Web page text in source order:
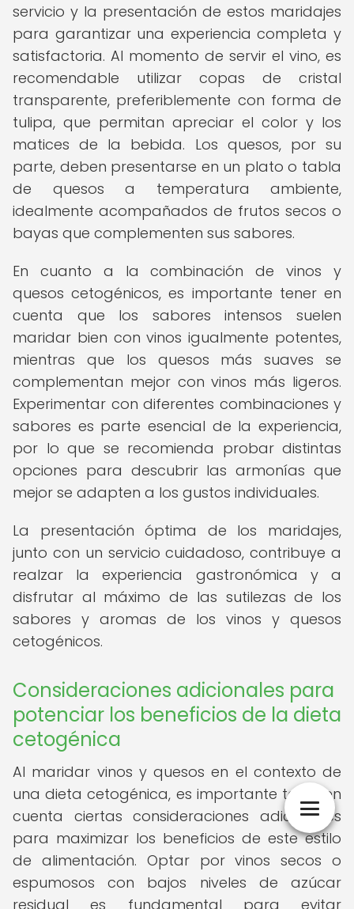
servicio y la presentación de estos maridajes
para garantizar una experiencia completa y
satisfactoria. Al momento de servir el vino, es
recomendable utilizar copas de cristal
transparente, preferiblemente con forma de
tulipa, que permitan apreciar el color y los
matices de la bebida. Los quesos, por su
parte, deben presentarse en un plato o tabla
de quesos a temperatura ambiente,
idealmente acompañados de frutos secos o
bayas que complementen sus sabores.
En cuanto a la combinación de vinos y
quesos cetogénicos, es importante tener en
cuenta que los sabores intensos suelen
maridar bien con vinos igualmente potentes,
mientras que los quesos más suaves se
complementan mejor con vinos más ligeros.
Experimentar con diferentes combinaciones y
sabores es parte esencial de la experiencia,
por lo que se recomienda probar distintas
opciones para descubrir las armonías que
mejor se adapten a los gustos individuales.
La presentación óptima de los maridajes,
junto con un servicio cuidadoso, contribuye a
realzar la experiencia gastronómica y a
disfrutar al máximo de las sutilezas de los
sabores y aromas de los vinos y quesos
cetogénicos.
Consideraciones adicionales para
potenciar los beneficios de la dieta
cetogénica
Al maridar vinos y quesos en el contexto de
una dieta cetogénica, es importante tener en
cuenta ciertas consideraciones adicionales
para maximizar los beneficios de este estilo
de alimentación. Optar por vinos secos o
espumosos con bajos niveles de azúcar
residual es fundamental para evitar